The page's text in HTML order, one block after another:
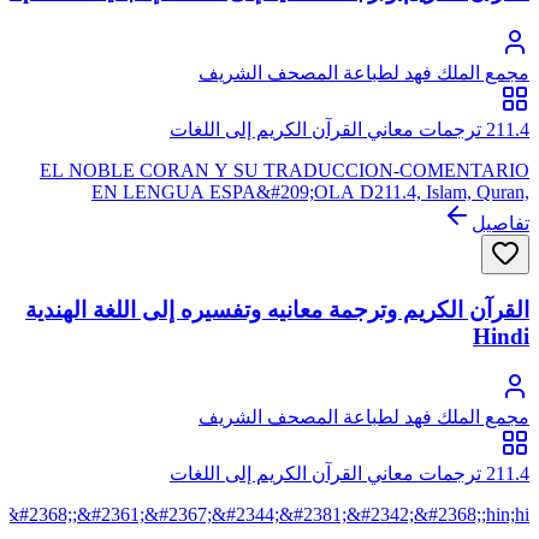
&#1084;&#1086;&#1074;&#1072;, أوكراينسكا موفا, uk, ukr, ukr
مجمع الملك فهد لطباعة المصحف الشريف
211.4 ترجمات معاني القرآن الكريم إلى اللغات
EL NOBLE CORAN Y SU TRADUCCION-COMENTARIO
EN LENGUA ESPA&#209;OLA D211.4, Islam, Quran,
الرسمية للمملكة الأسبانية وهي أيضاً الرسمية لمعظم بلدان أمريكا
اللغة الأسبانية مابين 322 إلى 400 مليون شخص كلغة أم على النطاق
العالمي.
تفاصيل
القرآن الكريم وترجمة معانيه وتفسيره إلى اللغة الهندية
Hindi
مجمع الملك فهد لطباعة المصحف الشريف
211.4 ترجمات معاني القرآن الكريم إلى اللغات